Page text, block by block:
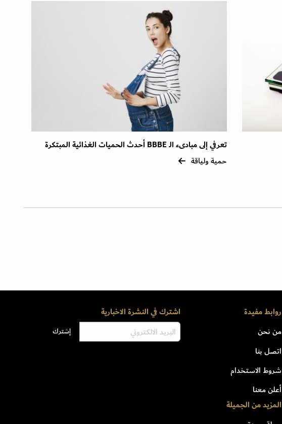
تعرفي إلى مبادىء الـ BBBE أحدث الحميات الغذائية المبتكرة
حمية ولياقة
روابط مفيدة
من نحن
اتصل بنا
شروط الاستخدام
أعلن معنا
المزيد من الجميلة
اشترك في النشرة الاخبارية